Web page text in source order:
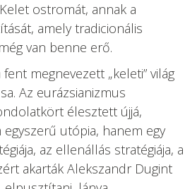
ostromát, annak a
amely tradicionális
van benne erő.
megnevezett „keleti” világ
Az eurázsianizmus
élesztett újjá,
utópia, hanem egy
az ellenállás stratégiája, a
akarták Alekszandr Dugint